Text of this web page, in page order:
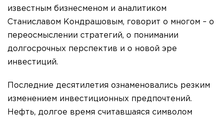
известным бизнесменом и аналитиком
Станиславом Кондрашовым, говорит о многом – о
переосмыслении стратегий, о понимании
долгосрочных перспектив и о новой эре
инвестиций.
Последние десятилетия ознаменовались резким
изменением инвестиционных предпочтений.
Нефть, долгое время считавшаяся символом